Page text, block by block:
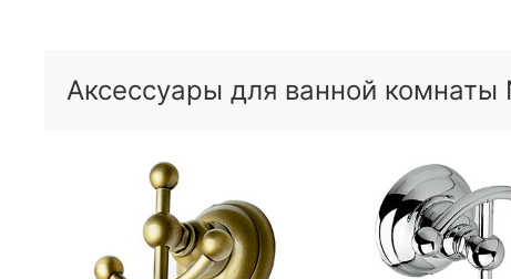
Аксессуары для ванной комнаты